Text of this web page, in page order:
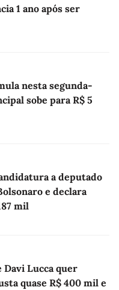
1 ano após ser
nesta segunda-
sobe para R$ 5
a deputado
e declara
mil
Lucca quer
quase R$ 400 mil e